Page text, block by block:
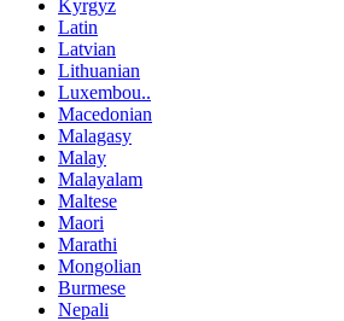
Kyrgyz
Latin
Latvian
Lithuanian
Luxembou..
Macedonian
Malagasy
Malay
Malayalam
Maltese
Maori
Marathi
Mongolian
Burmese
Nepali